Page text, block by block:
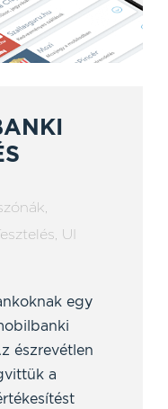
,
, UI
egy
észrevétlen
a